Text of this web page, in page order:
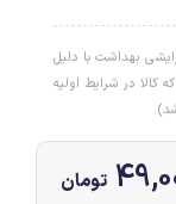
بهداشت با دلیل
کالا در شرایط اولیه
تومان